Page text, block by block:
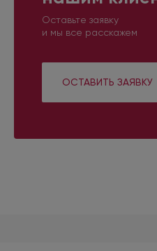
Оставьте заявку
и мы все расскажем
ОСТАВИТЬ ЗАЯВКУ